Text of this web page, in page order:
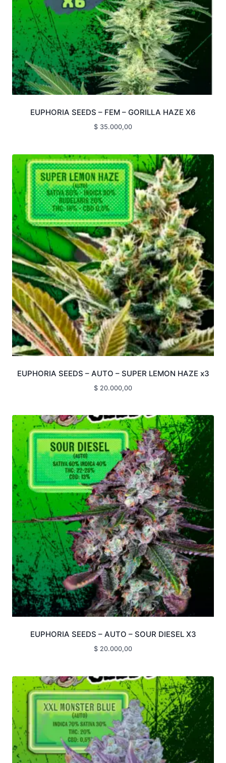
EUPHORIA SEEDS – FEM – GORILLA HAZE X6
$ 35.000,00
EUPHORIA SEEDS – AUTO – SUPER LEMON HAZE x3
$ 20.000,00
EUPHORIA SEEDS – AUTO – SOUR DIESEL X3
$ 20.000,00